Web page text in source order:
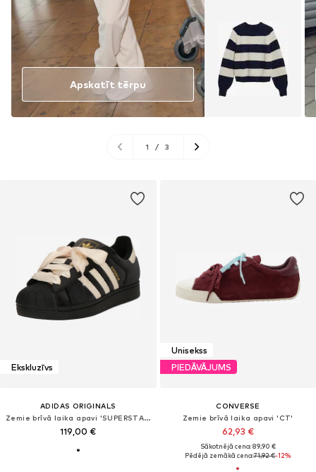
Apskatīt tērpu
1 / 3
Ekskluzīvs
ADIDAS ORIGINALS
Zemie brīvā laika apavi 'SUPERSTAR II'
119,00 €
Unisekss
PIEDĀVĀJUMS
CONVERSE
Zemie brīvā laika apavi 'CT'
62,93 €
Sākotnējā cena: 89,90 €
Pēdējā zemākā cena:71,92 €-12%